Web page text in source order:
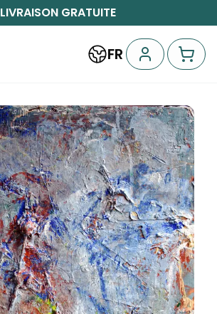
LIVRAISON GRATUITE
FR